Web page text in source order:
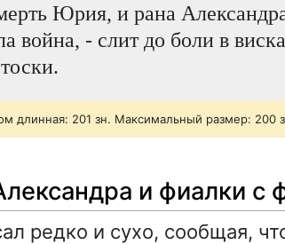
Юрия, и рана
война, - слит до боли в
длинная: 201 зн. Максимальный размер: 200
и фиалки с
редко и сухо, сообщая,